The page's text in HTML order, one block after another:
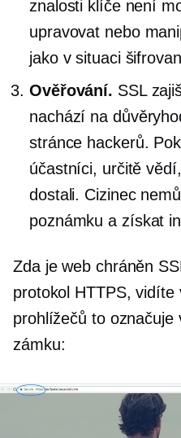
znalosti klíče není
upravovat nebo
jako v situaci
Ověřování. SSL
nachází na
stránce hackerů.
účastníci, určitě
dostali. Cizinec
poznámku a získat
Zda je web chráněn
protokol HTTPS, vidíte
prohlížečů to označuje
zámku: